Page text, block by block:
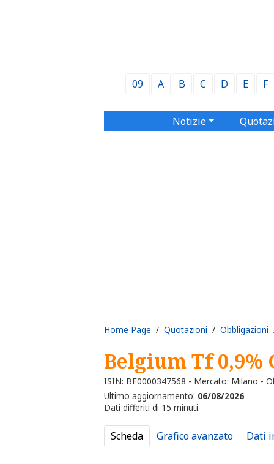
09 A B C D E F
Notizie
Home Page / Quotazioni / Obbligazioni
Belgium Tf 0,9%
ISIN: BE0000347568 - Mercato: Milano -
Ultimo aggiornamento: 06/08/2026
Dati differiti di 15 minuti.
Scheda Grafico avanzato Dati